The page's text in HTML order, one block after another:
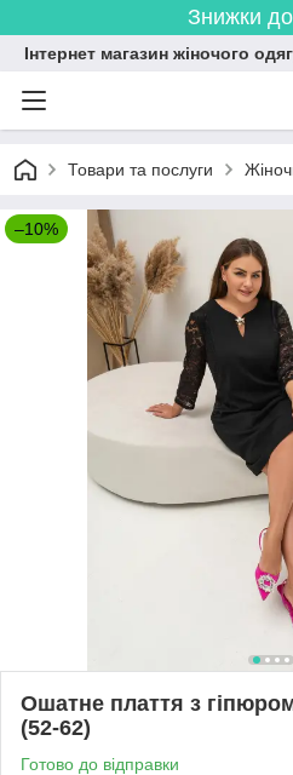
Знижки
Інтернет магазин жіночого
Товари та послуги
–10%
Ошатне плаття з
(52-62)
Готово до відправки